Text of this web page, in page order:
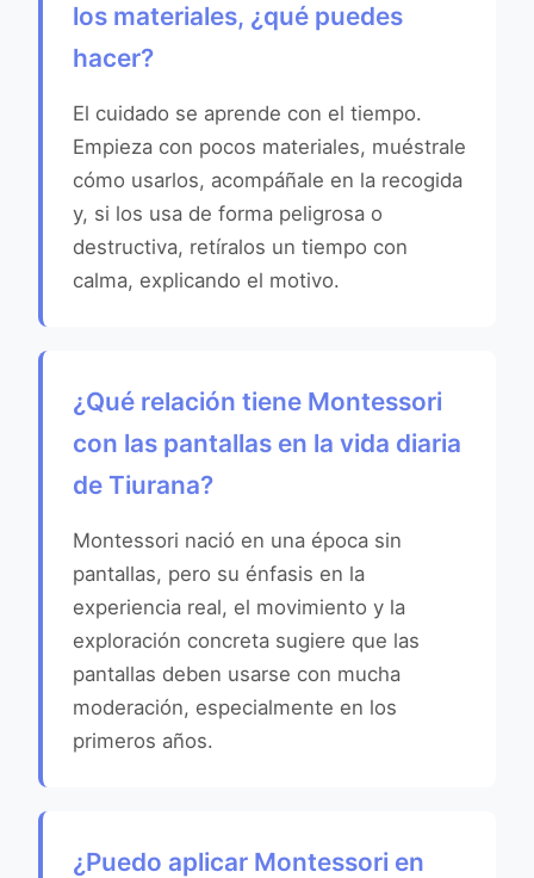
los materiales, ¿qué puedes
hacer?
El cuidado se aprende con el tiempo.
Empieza con pocos materiales, muéstrale
cómo usarlos, acompáñale en la recogida
y, si los usa de forma peligrosa o
destructiva, retíralos un tiempo con
calma, explicando el motivo.
¿Qué relación tiene Montessori
con las pantallas en la vida diaria
de Tiurana?
Montessori nació en una época sin
pantallas, pero su énfasis en la
experiencia real, el movimiento y la
exploración concreta sugiere que las
pantallas deben usarse con mucha
moderación, especialmente en los
primeros años.
¿Puedo aplicar Montessori en